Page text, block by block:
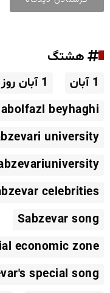
هشتگ
1 آبان
1 آبان روز ملی بیهقی
abolfazl beyhaghi
university
celebrities
Sabzevar song
economic zone
special song